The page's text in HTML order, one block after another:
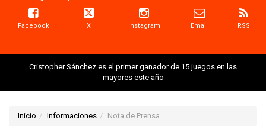
Facebook X Instagram Email RSS
Cristopher Sánchez es el primer ganador de 15 juegos en las
mayores este año
Inicio Informaciones Nota de Prensa